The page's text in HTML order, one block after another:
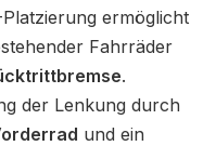
ermöglicht
Fahrräder
.
der Lenkung durch
und ein